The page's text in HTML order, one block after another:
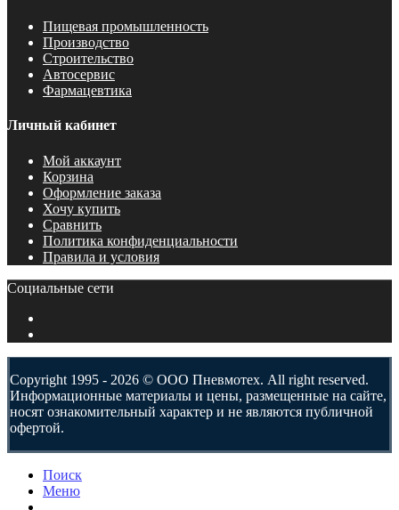
Пищевая промышленность
Производство
Строительство
Автосервис
Фармацевтика
Личный кабинет
Мой аккаунт
Корзина
Оформление заказа
Хочу купить
Сравнить
Политика конфиденциальности
Правила и условия
Социальные сети
Copyright 1995 - 2026 © ООО Пневмотех. All right reserved.
Информационные материалы и цены, размещенные на сайте,
носят ознакомительный характер и не являются публичной
офертой.
Поиск
Меню